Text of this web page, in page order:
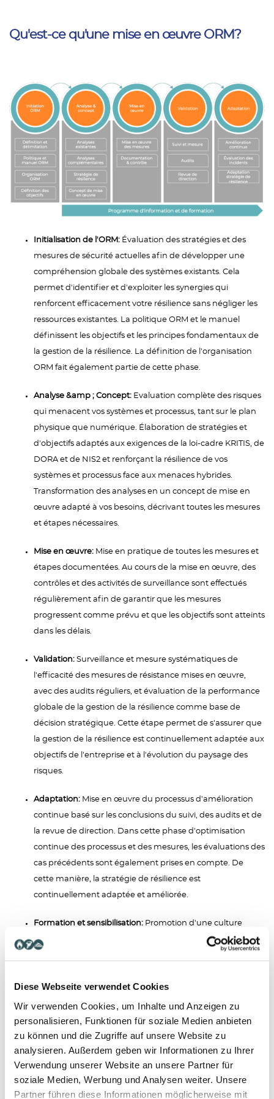
Diese Webseite verwendet Cookies
Wir verwenden Cookies, um Inhalte und Anzeigen zu
personalisieren, Funktionen für soziale Medien anbieten
zu können und die Zugriffe auf unsere Website zu
analysieren. Außerdem geben wir Informationen zu Ihrer
Verwendung unserer Website an unsere Partner für
soziale Medien, Werbung und Analysen weiter. Unsere
Partner führen diese Informationen möglicherweise mit
Qu'est-ce qu'une mise en œuvre ORM?
Initialisation de l'ORM: Évaluation des stratégies et des
mesures de sécurité actuelles afin de développer une
compréhension globale des systèmes existants. Cela
permet d'identifier et d'exploiter les synergies qui
renforcent efficacement votre résilience sans négliger les
ressources existantes. La politique ORM et le manuel
définissent les objectifs et les principes fondamentaux de
la gestion de la résilience. La définition de l'organisation
ORM fait également partie de cette phase.
Analyse &amp ; Concept: Evaluation complète des risques
qui menacent vos systèmes et processus, tant sur le plan
physique que numérique. Élaboration de stratégies et
d'objectifs adaptés aux exigences de la loi-cadre KRITIS, de
DORA et de NIS2 et renforçant la résilience de vos
systèmes et processus face aux menaces hybrides.
Transformation des analyses en un concept de mise en
œuvre adapté à vos besoins, décrivant toutes les mesures
et étapes nécessaires.
Mise en œuvre: Mise en pratique de toutes les mesures et
étapes documentées. Au cours de la mise en œuvre, des
contrôles et des activités de surveillance sont effectués
régulièrement afin de garantir que les mesures
progressent comme prévu et que les objectifs sont atteints
dans les délais.
Validation: Surveillance et mesure systématiques de
l'efficacité des mesures de résistance mises en œuvre,
avec des audits réguliers, et évaluation de la performance
globale de la gestion de la résilience comme base de
décision stratégique. Cette étape permet de s'assurer que
la gestion de la résilience est continuellement adaptée aux
objectifs de l'entreprise et à l'évolution du paysage des
risques.
Adaptation: Mise en œuvre du processus d'amélioration
continue basé sur les conclusions du suivi, des audits et de
la revue de direction. Dans cette phase d'optimisation
continue des processus et des mesures, les évaluations des
cas précédents sont également prises en compte. De
cette manière, la stratégie de résilience est
continuellement adaptée et améliorée.
Formation et sensibilisation: Promotion d'une culture
d'entreprise orientée vers la résilience grâce à des
l'urgence de repenser et de renforcer les stratégies de sécurité et
de résilience. En tant que partenaire à vos côtés dans la mise en
place de votre gestion de la résilience organisationnelle, nous
vous proposons: